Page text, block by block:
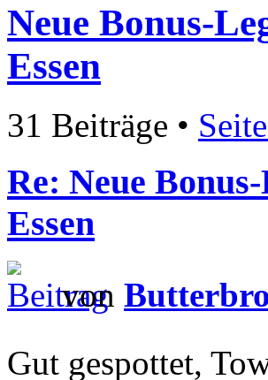
Neue Bonus-
Essen
31 Beiträge • Seite
Re: Neue
Essen
von
Gut gespottet,